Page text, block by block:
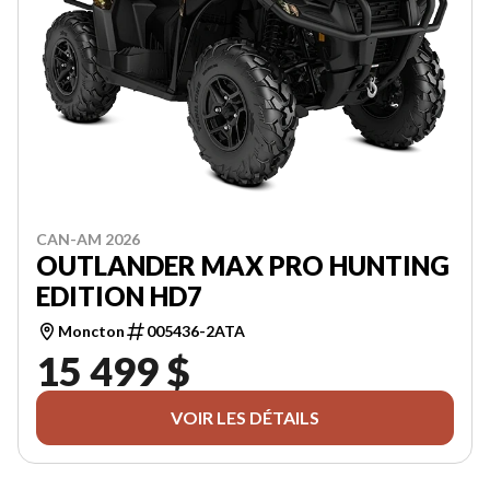
CAN-AM 2026
OUTLANDER MAX PRO HUNTING
EDITION HD7
Moncton 005436-2ATA
15 499 $
VOIR LES DÉTAILS